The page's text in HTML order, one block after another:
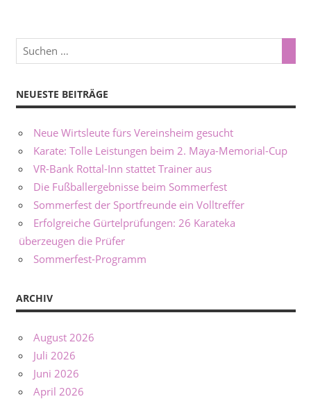
NEUESTE BEITRÄGE
Neue Wirtsleute fürs Vereinsheim gesucht
Karate: Tolle Leistungen beim 2. Maya-Memorial-Cup
VR-Bank Rottal-Inn stattet Trainer aus
Die Fußballergebnisse beim Sommerfest
Sommerfest der Sportfreunde ein Volltreffer
Erfolgreiche Gürtelprüfungen: 26 Karateka
überzeugen die Prüfer
Sommerfest-Programm
ARCHIV
August 2026
Juli 2026
Juni 2026
April 2026